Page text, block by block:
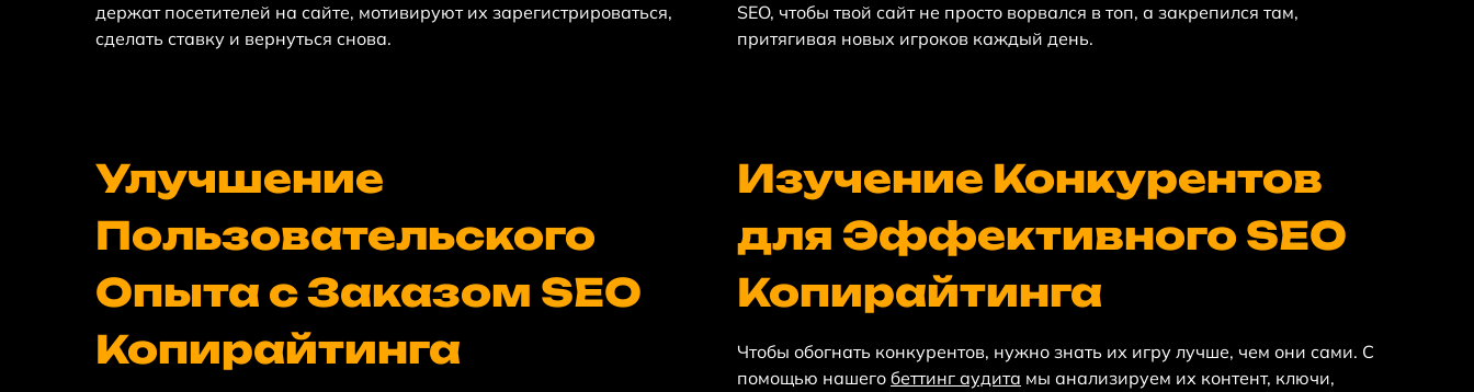
держат посетителей на сайте, мотивируют их зарегистрироваться,
сделать ставку и вернуться снова.
SEO, чтобы твой сайт не просто ворвался в топ, а закрепился там,
притягивая новых игроков каждый день.
Улучшение
Пользовательского
Опыта с Заказом SEO
Копирайтинга
Изучение Конкурентов
для Эффективного SEO
Копирайтинга
Чтобы обогнать конкурентов, нужно знать их игру лучше, чем они сами. С
помощью нашего беттинг аудита мы анализируем их контент, ключи,